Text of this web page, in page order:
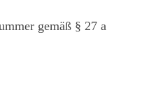
gemäß § 27 a